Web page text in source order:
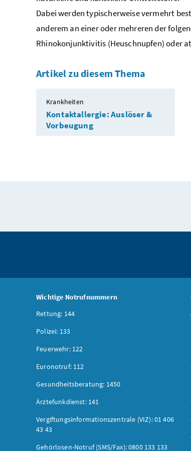
Dabei werden typischerweise vermehrt
anderem an einer oder mehreren der
Rhinokonjunktivitis (Heuschnupfen) oder
Artikel zu diesem Thema
Krankheiten
Kontaktallergie: Auslöser &
Vorbeugung
Wichtige Notrufnummern
Rettung: 144
Polizei: 133
Feuerwehr: 122
Euronotruf: 112
Gesundheitsberatung: 1450
Ärztefunkdienst: 141
Vergiftungsinformationszentrale (VIZ): 01 406
43 43
Gehörlosen-Notruf (SMS/Fax): 0800 133 133